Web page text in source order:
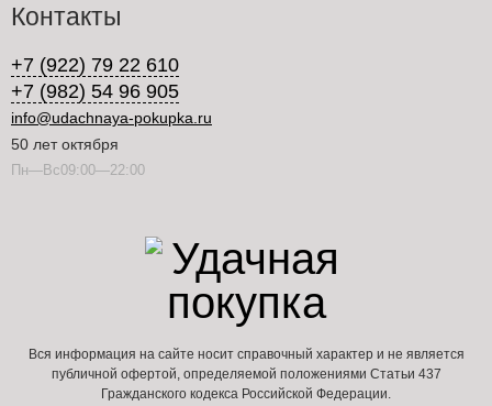
Контакты
+7 (922) 79 22 610
+7 (982) 54 96 905
info@udachnaya-pokupka.ru
50 лет октября
Пн—Вс09:00—22:00
Вся информация на сайте носит справочный характер и не является
публичной офертой, определяемой положениями Статьи 437
Гражданского кодекса Российской Федерации.